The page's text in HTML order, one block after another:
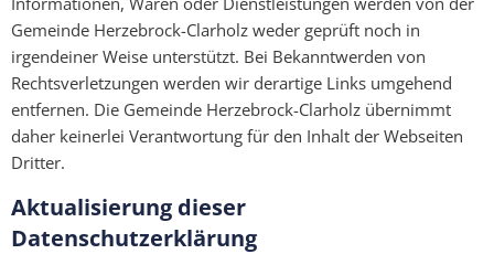
Gemeinde Herzebrock-Clarholz weder geprüft noch in
irgendeiner Weise unterstützt. Bei Bekanntwerden von
Rechtsverletzungen werden wir derartige Links umgehend
entfernen. Die Gemeinde Herzebrock-Clarholz übernimmt
daher keinerlei Verantwortung für den Inhalt der Webseiten
Dritter.
Aktualisierung dieser
Datenschutzerklärung